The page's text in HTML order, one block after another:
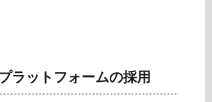
ラットフォームの採用